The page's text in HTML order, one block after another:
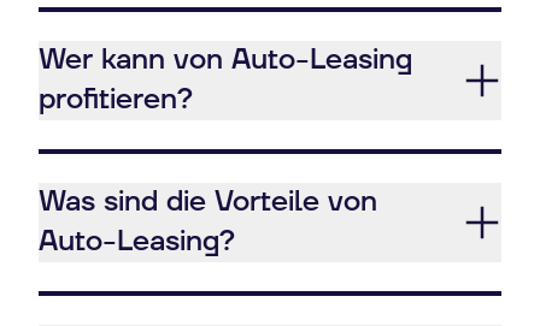
Wer kann von Auto-Leasing
profitieren?
Was sind die Vorteile von
Auto-Leasing?